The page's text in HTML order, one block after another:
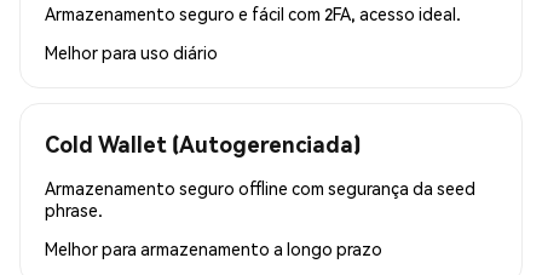
Armazenamento seguro e fácil com 2FA, acesso ideal.
Melhor para uso diário
Cold Wallet (Autogerenciada)
Armazenamento seguro offline com segurança da seed
phrase.
Melhor para armazenamento a longo prazo